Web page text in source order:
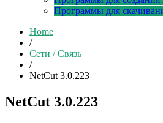
Программы для
Home
/
Сети / Связь
/
NetCut 3.0.223
NetCut 3.0.223